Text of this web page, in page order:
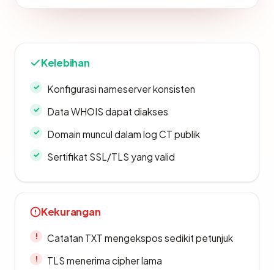
Kelebihan
Konfigurasi nameserver konsisten
Data WHOIS dapat diakses
Domain muncul dalam log CT publik
Sertifikat SSL/TLS yang valid
Kekurangan
Catatan TXT mengekspos sedikit petunjuk
TLS menerima cipher lama